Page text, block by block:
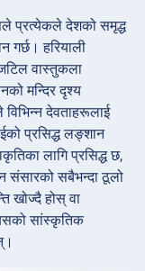
प्रत्येकले देशको समृद्ध
गर्छ। हरियाली
वास्तुकला
मन्दिर दृश्य
देवताहरूलाई
प्रसिद्ध लङ्शान
लागि प्रसिद्ध छ,
संसारको सबैभन्दा ठूलो
खोज्दै होस् वा
सांस्कृतिक